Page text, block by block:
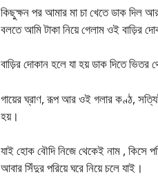
কিছুক্ষন পর আমার মা চা খেতে ডাক দিল
বলতে আমি টাকা নিয়ে গেলাম ওই বাড়ির
বাড়ির দোকান হলে যা হয় ডাক দিতে
গায়ের ঘ্রাণ, রূপ আর ওই গলার কণ্ঠ,
হয়।
যাই হোক বৌদি নিজে থেকেই নাম , কিসে
আবার সিঁদুর পরিয়ে ঘরে নিয়ে চলে যাই।